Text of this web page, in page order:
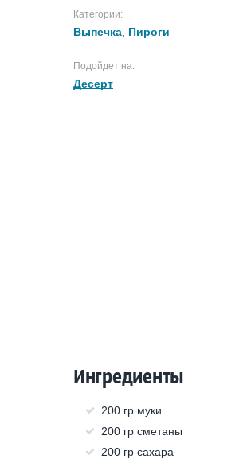
Категории:
Выпечка Пироги
Подойдет на:
Десерт
Ингредиенты
200 гр муки
200 гр сметаны
200 гр сахара